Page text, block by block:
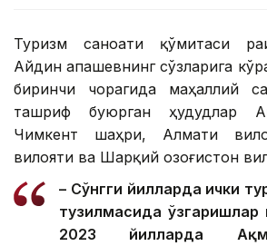
Туризм саноати қўмитаси
Айдин Қапашевнинг сўзларига
биринчи чорагида маҳаллий
ташриф буюрган ҳудудлар
Чимкент шаҳри, Алмати
вилояти ва Шарқий Қозоғистон
– Сўнгги йилларда ички
тузилмасида
2023 йилларда